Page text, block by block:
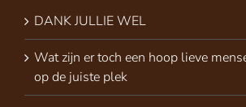
DANK JULLIE WEL
Wat zijn er toch een hoop lieve
op de juiste plek